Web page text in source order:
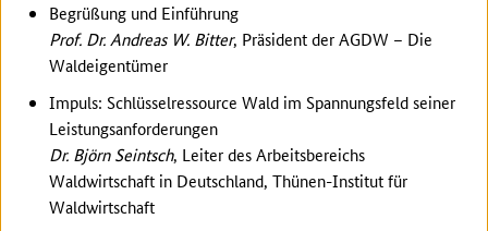
Begrüßung und Einführung
Prof. Dr. Andreas W. Bitter, Präsident der AGDW – Die
Waldeigentümer
Impuls: Schlüsselressource Wald im Spannungsfeld seiner
Leistungsanforderungen
Dr. Björn Seintsch, Leiter des Arbeitsbereichs
Waldwirtschaft in Deutschland, Thünen-Institut für
Waldwirtschaft